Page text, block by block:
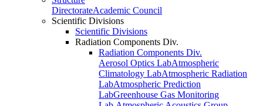
DirectorateAcademic Council
Scientific Divisions
Scientific Divisions
Radiation Components Div.
Radiation Components Div.
Aerosol Optics LabAtmospheric
Climatology LabAtmospheric Radiation
LabAtmospheric Prediction
LabGreenhouse Gas Monitoring